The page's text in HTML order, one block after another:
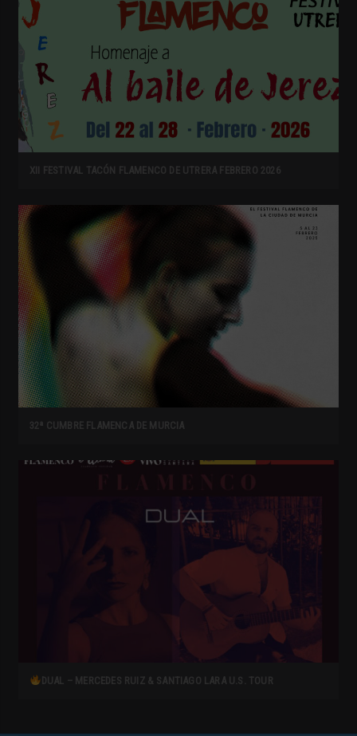
XII FESTIVAL TACÓN FLAMENCO DE UTRERA FEBRERO 2026
32ª CUMBRE FLAMENCA DE MURCIA
DUAL – MERCEDES RUIZ & SANTIAGO LARA U.S. TOUR